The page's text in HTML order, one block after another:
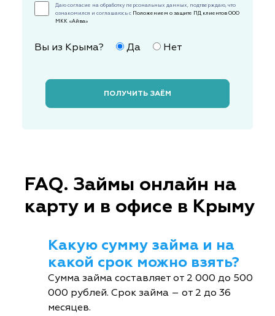
Даю согласие на обработку персональных данных, подтверждаю, что
ознакомился и соглашаюсь с Положением о защите ПД клиентов ООО
МКК «Айва»
Вы из Крыма? Да Нет
ПОЛУЧИТЬ ЗАЁМ
FAQ. Займы онлайн на
карту и в офисе в Крыму
Какую сумму займа и на
какой срок можно взять?
Сумма займа составляет от 2 000 до 500
000 рублей. Срок займа – от 2 до 36
месяцев.